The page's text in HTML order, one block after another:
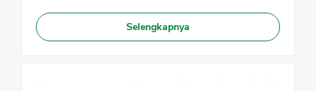
Selengkapnya
OK
CANCEL